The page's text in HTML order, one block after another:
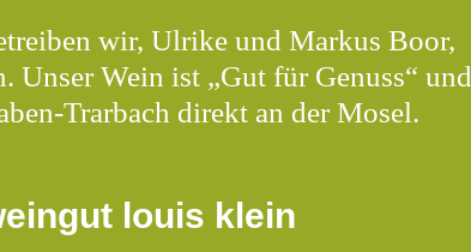
wir, Ulrike und Markus Boor,
Unser Wein ist „Gut für Genuss“ und
Trarbach direkt an der Mosel.
louis klein